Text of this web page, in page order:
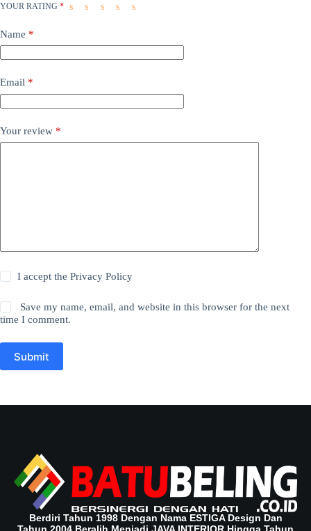
YOUR RATING *
Name *
Email *
Your review *
I accept thePrivacy Policy
Save my name, email, and website in this browser for the next
time I comment.
Submit
Berdiri Tahun 1998 Dengan Nama ESTIGA Design Dan